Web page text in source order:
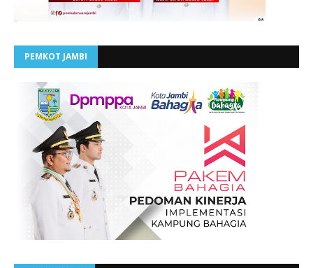
PEMKOT JAMBI